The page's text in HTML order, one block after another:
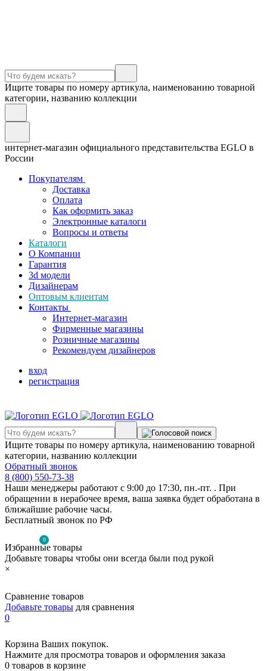
Ищите товары по номеру артикула, наименованию товарной
категории, названию коллекции
интернет-магазин официального представительства EGLO в
России
Покупателям
Доставка
Оплата
Как оформить заказ
Электронные каталоги
Вопросы и ответы
Каталоги
О Компании
Гарантия
3d модели
Дизайнерам
Оптовым клиентам
Контакты
Интернет-магазин
Фирменные магазины
Розничные магазины
Рекомендуем дизайнеров
вход
регистрация
Ищите товары по номеру артикула, наименованию товарной
категории, названию коллекции
Обратный звонок
8 (800) 550-73-38
Наши менеджеры работают с 9:00 до 17:30, пн.-пт. . При
обращении в нерабочее время, ваша заявка будет обработана в
ближайшие рабочие часы.
Бесплатный звонок по РФ
0
Избранные товары
Добавьте товары чтобы они всегда были под рукой
×
Сравнение товаров
Добавьте товары для сравнения
0
Корзина Ваших покупок.
Нажмите для просмотра товаров и оформления заказа
0 товаров в корзине